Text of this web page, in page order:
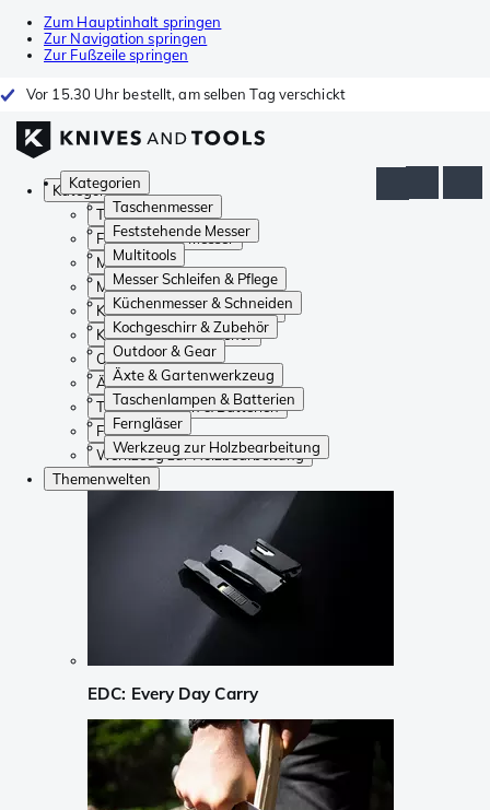
Zum Hauptinhalt springen
Zur Navigation springen
Zur Fußzeile springen
Vor 15.30 Uhr bestellt, am selben Tag verschickt
Kategorien
Taschenmesser
Feststehende Messer
Multitools
Messer Schleifen & Pflege
Küchenmesser & Schneiden
Kochgeschirr & Zubehör
Outdoor & Gear
Äxte & Gartenwerkzeug
Taschenlampen & Batterien
Ferngläser
Werkzeug zur Holzbearbeitung
Kategorien
Taschenmesser
Feststehende Messer
Multitools
Messer Schleifen & Pflege
Küchenmesser & Schneiden
Kochgeschirr & Zubehör
Outdoor & Gear
Äxte & Gartenwerkzeug
Taschenlampen & Batterien
Ferngläser
Werkzeug zur Holzbearbeitung
Themenwelten
EDC: Every Day Carry